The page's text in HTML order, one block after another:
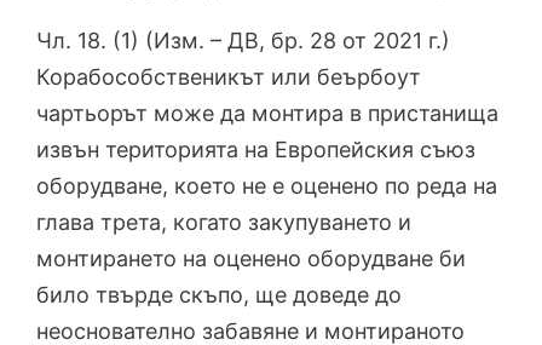
Чл. 18. (1) (Изм. – ДВ, бр. 28 от 2021 г.)
Корабособственикът или беърбоут
чартьорът може да монтира в пристанища
извън територията на Европейския съюз
оборудване, което не е оценено по реда на
глава трета, когато закупуването и
монтирането на оценено оборудване би
било твърде скъпо, ще доведе до
неоснователно забавяне и монтираното